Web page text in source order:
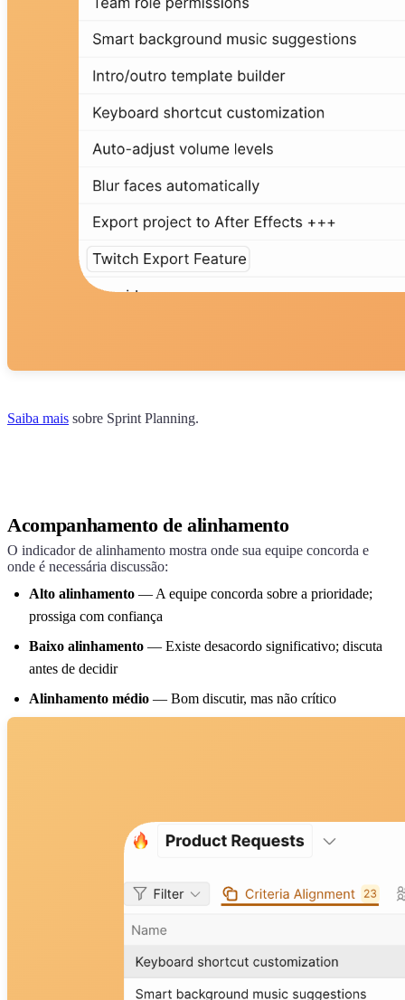
Saiba mais sobre Sprint Planning.
Acompanhamento de alinhamento
O indicador de alinhamento mostra onde sua equipe concorda e
onde é necessária discussão:
Alto alinhamento — A equipe concorda sobre a prioridade;
prossiga com confiança
Baixo alinhamento — Existe desacordo significativo; discuta
antes de decidir
Alinhamento médio — Bom discutir, mas não crítico